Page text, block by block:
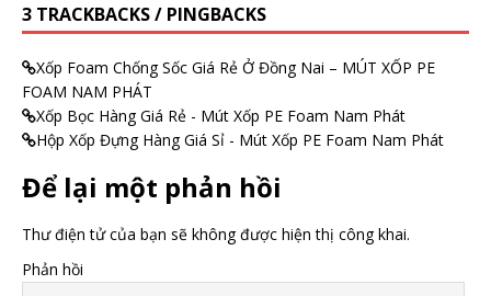
3 TRACKBACKS / PINGBACKS
Xốp Foam Chống Sốc Giá Rẻ Ở Đồng Nai – MÚT XỐP PE
FOAM NAM PHÁT
Xốp Bọc Hàng Giá Rẻ - Mút Xốp PE Foam Nam Phát
Hộp Xốp Đựng Hàng Giá Sỉ - Mút Xốp PE Foam Nam Phát
Để lại một phản hồi
Thư điện tử của bạn sẽ không được hiện thị công khai.
Phản hồi